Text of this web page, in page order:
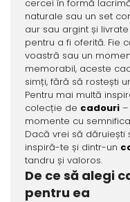
cercei în formă
naturale sau un set
aur sau argint și
pentru a fi oferită. Fie
voastră sau un
memorabil, aceste
simți, fără să rostești
Pentru mai multă
colecție de cadouri–
momente cu
Dacă vrei să dăruiești
inspiră-te și dintr-un
tandru și valoros.
De ce să alegi
pentru ea